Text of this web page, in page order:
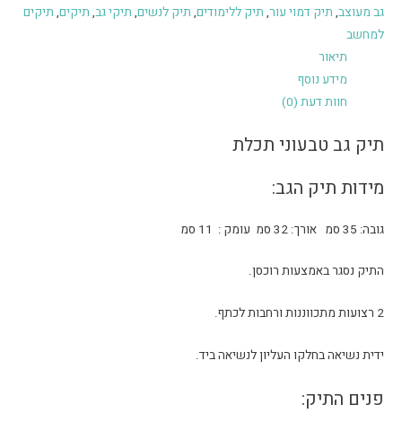
גב מעוצב, תיק דמוי עור, תיק ללימודים, תיק לנשים, תיקי גב, תיקים, תיקים
למחשב
תיאור
מידע נוסף
חוות דעת (0)
תיק גב טבעוני תכלת
מידות תיק הגב:
גובה: 35 סמ אורך: 32 סמ עומק : 11 סמ
התיק נסגר באמצעות רוכסן.
2 רצועות מתכווננות ורחבות לכתף.
ידית נשיאה בחלקו העליון לנשיאה ביד.
פנים התיק: